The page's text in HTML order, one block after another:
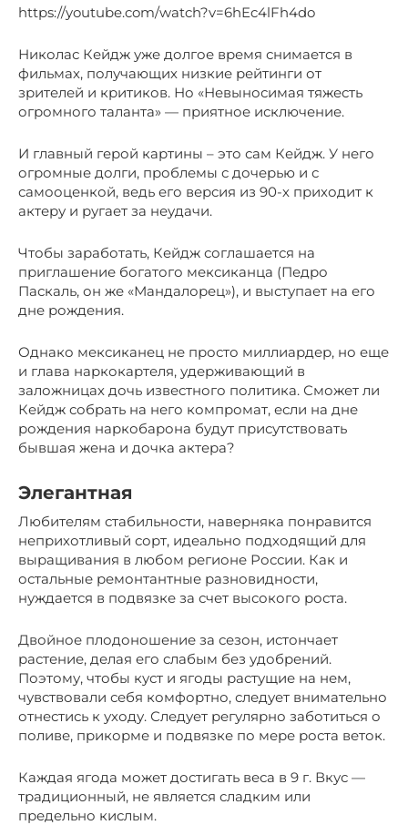
https://youtube.com/watch?v=6hEc4lFh4do
Николас Кейдж уже долгое время снимается в
фильмах, получающих низкие рейтинги от
зрителей и критиков. Но «Невыносимая тяжесть
огромного таланта» — приятное исключение.
И главный герой картины – это сам Кейдж. У него
огромные долги, проблемы с дочерью и с
самооценкой, ведь его версия из 90-х приходит к
актеру и ругает за неудачи.
Чтобы заработать, Кейдж соглашается на
приглашение богатого мексиканца (Педро
Паскаль, он же «Мандалорец»), и выступает на его
дне рождения.
Однако мексиканец не просто миллиардер, но еще
и глава наркокартеля, удерживающий в
заложницах дочь известного политика. Сможет ли
Кейдж собрать на него компромат, если на дне
рождения наркобарона будут присутствовать
бывшая жена и дочка актера?
Элегантная
Любителям стабильности, наверняка понравится
неприхотливый сорт, идеально подходящий для
выращивания в любом регионе России. Как и
остальные ремонтантные разновидности,
нуждается в подвязке за счет высокого роста.
Двойное плодоношение за сезон, истончает
растение, делая его слабым без удобрений.
Поэтому, чтобы куст и ягоды растущие на нем,
чувствовали себя комфортно, следует внимательно
отнестись к уходу. Следует регулярно заботиться о
поливе, прикорме и подвязке по мере роста веток.
Каждая ягода может достигать веса в 9 г. Вкус —
традиционный, не является сладким или
предельно кислым.